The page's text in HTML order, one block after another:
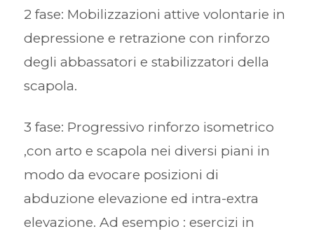
2 fase: Mobilizzazioni attive volontarie in
depressione e retrazione con rinforzo
degli abbassatori e stabilizzatori della
scapola.
3 fase: Progressivo rinforzo isometrico
,con arto e scapola nei diversi piani in
modo da evocare posizioni di
abduzione elevazione ed intra-extra
elevazione. Ad esempio : esercizi in